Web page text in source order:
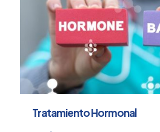
Tratamiento Hormonal